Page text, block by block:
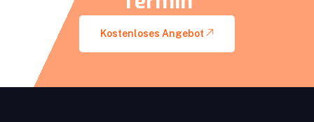
Kostenloses Angebot